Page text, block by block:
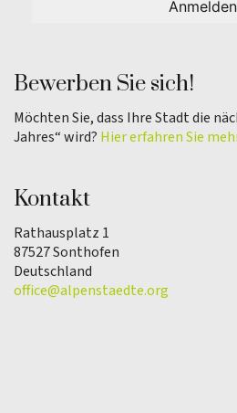
Bewerben Sie sich!
Möchten Sie, dass Ihre Stadt die
Jahres“ wird? Hier erfahren Sie
Kontakt
Rathausplatz 1
87527 Sonthofen
Deutschland
office@alpenstaedte.org